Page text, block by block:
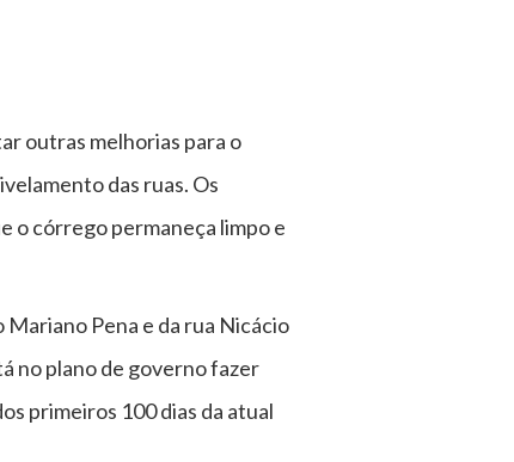
outras melhorias para o
das ruas. Os
o córrego permaneça limpo e
Pena e da rua Nicácio
no plano de governo fazer
primeiros 100 dias da atual